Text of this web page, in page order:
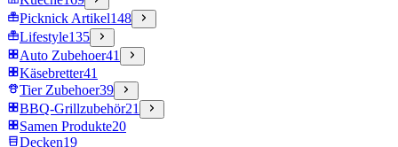
Picknick Artikel148
Lifestyle135
Auto Zubehoer41
Käsebretter41
Tier Zubehoer39
BBQ-Grillzubehör21
Samen Produkte20
Decken19